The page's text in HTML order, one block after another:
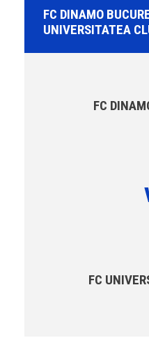
FC DINAMO
UNIVERSITATEA
FC
FC